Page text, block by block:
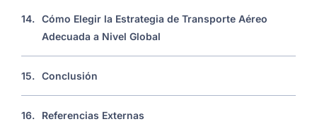
14. Cómo Elegir la Estrategia de Transporte Aéreo
Adecuada a Nivel Global
15. Conclusión
16. Referencias Externas